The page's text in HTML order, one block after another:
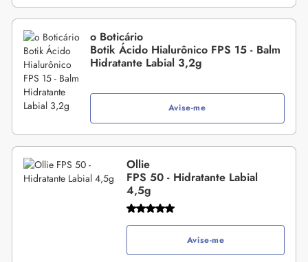
o Boticário
Botik Ácido Hialurônico FPS 15 - Balm
Hidratante Labial 3,2g
Avise-me
Ollie
FPS 50 - Hidratante Labial
4,5g
Avise-me